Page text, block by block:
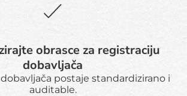
obrasce za registraciju
dobavljača
postaje standardizirano i
auditable.